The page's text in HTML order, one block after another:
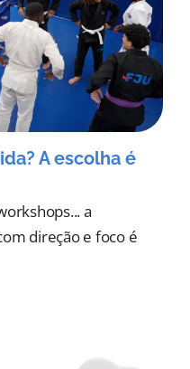
A escolha é
a
direção e foco é